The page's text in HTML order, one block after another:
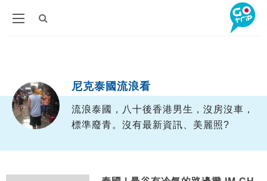
Author
尼克泰國流浪看
流浪泰國，八十後香港男生，沒房沒車，
標準廢青。沒有最新資訊、美麗照?